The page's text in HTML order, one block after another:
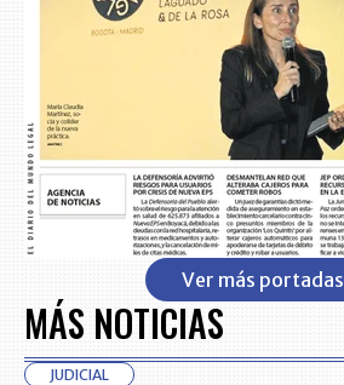
Ver más portadas
MÁS NOTICIAS
JUDICIAL